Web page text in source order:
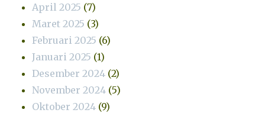
April 2025 (7)
Maret 2025 (3)
Februari 2025 (6)
Januari 2025 (1)
Desember 2024 (2)
November 2024 (5)
Oktober 2024 (9)